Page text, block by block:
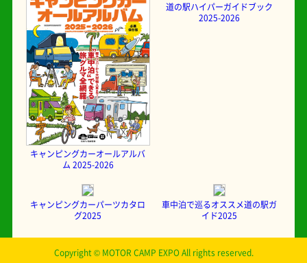
キャンピングカーオールアルバ
ム 2025-2026
道の駅ハイパーガイドブック
2025-2026
キャンピングカーパーツカタロ
グ2025
車中泊で巡るオススメ道の駅ガ
イド2025
Copyright © MOTOR CAMP EXPO All rights reserved.